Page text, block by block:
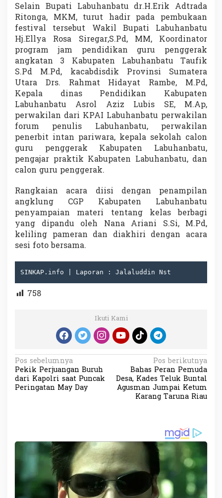
Selain Bupati Labuhanbatu dr.H.Erik Adtrada
Ritonga, MKM, turut hadir pada pembukaan
festival tersebut Wakil Bupati Labuhanbatu
Hj.Ellya Rosa Siregar,S.Pd, MM, Koordinator
program jam pendidikan guru penggerak
angkatan 3 Kabupaten Labuhanbatu Taufik
S.Pd M.Pd, kacabdisdik Provinsi Sumatera
Utara Drs. Rahmat Hidayat Rambe, M.Pd,
Kepala dinas Pendidikan Kabupaten
Labuhanbatu Asrol Aziz Lubis SE, M.Ap,
perwakilan dari KPAI Labuhanbatu perwakilan
forum penulis Labuhanbatu, perwakilan
penerbit intan pariwara, kepala sekolah calon
guru penggerak Kabupaten Labuhanbatu,
pengajar praktik Kabupaten Labuhanbatu, dan
calon guru penggerak.
Rangkaian acara diisi dengan penampilan
angklung CGP Kabupaten Labuhanbatu
penyampaian materi tentang kelas berbagi
yang dipandu oleh Nana Ariani S.Si, M.Pd,
keliling pameran dan diakhiri dengan acara
sesi foto bersama.
SINKAP.info | Laporan : Jalaluddin Nst
758
Ikuti Kami
N
a
v
s
i
p
o
Pos sebelumnya
Pekik Perjuangan Buruh
dari Kapolri saat Puncak
Peringatan May Day
Pos berikutnya
Bahas Peran Pemuda
Desa, Kades Teluk Buntal
Agusman Jumpai Ketum
Karang Taruna Riau